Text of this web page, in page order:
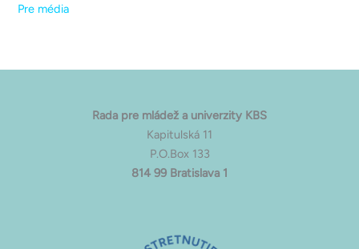
Pre média
Rada pre mládež a univerzity KBS
Kapitulská 11
P.O.Box 133
814 99 Bratislava 1